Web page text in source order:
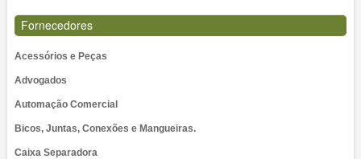
Fornecedores
Acessórios e Peças
Advogados
Automação Comercial
Bicos, Juntas, Conexões e Mangueiras.
Caixa Separadora